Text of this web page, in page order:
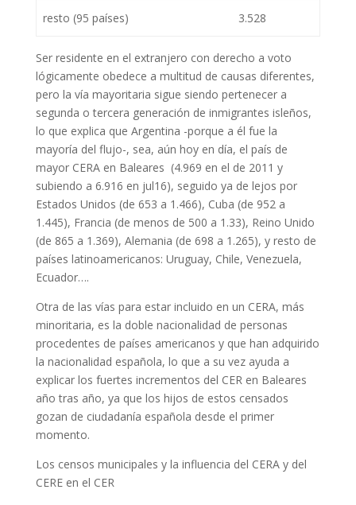
resto (95 países) 3.528
Ser residente en el extranjero con derecho a voto
lógicamente obedece a multitud de causas diferentes,
pero la vía mayoritaria sigue siendo pertenecer a
segunda o tercera generación de inmigrantes isleños,
lo que explica que Argentina -porque a él fue la
mayoría del flujo-, sea, aún hoy en día, el país de
mayor CERA en Baleares (4.969 en el de 2011 y
subiendo a 6.916 en jul16), seguido ya de lejos por
Estados Unidos (de 653 a 1.466), Cuba (de 952 a
1.445), Francia (de menos de 500 a 1.33), Reino Unido
(de 865 a 1.369), Alemania (de 698 a 1.265), y resto de
países latinoamericanos: Uruguay, Chile, Venezuela,
Ecuador….
Otra de las vías para estar incluido en un CERA, más
minoritaria, es la doble nacionalidad de personas
procedentes de países americanos y que han adquirido
la nacionalidad española, lo que a su vez ayuda a
explicar los fuertes incrementos del CER en Baleares
año tras año, ya que los hijos de estos censados
gozan de ciudadanía española desde el primer
momento.
Los censos municipales y la influencia del CERA y del
CERE en el CER